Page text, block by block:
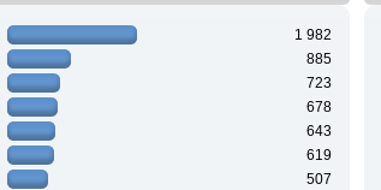
1 982
885
723
678
643
619
507